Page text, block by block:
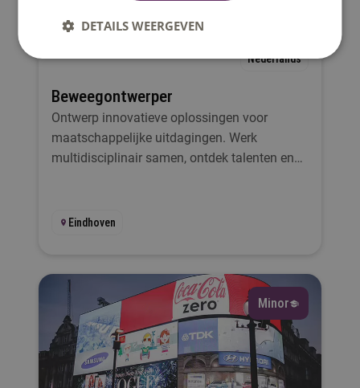
Nederlands
Beweegontwerper
Ontwerp innovatieve oplossingen voor
maatschappelijke uitdagingen. Werk
multidisciplinair samen, ontdek talenten en
Eindhoven
Minor
DETAILS WEERGEVEN